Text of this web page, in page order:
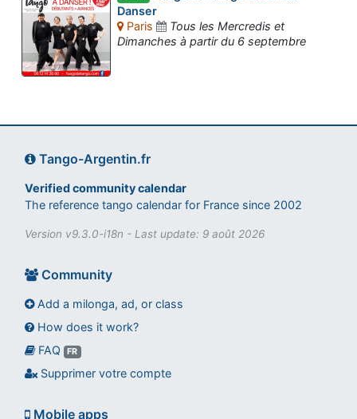
Danser
Paris
Tous les Mercredis et
Dimanches à partir du 6 septembre
Tango-Argentin.fr
Verified community calendar
The reference tango calendar for France since 2002
Version v9.3.0-i18n - Last update: 9 août 2026
Community
Add a milonga, ad, or class
How does it work?
FAQ
FR
Supprimer votre compte
Mobile apps
Assistant tango-argentin.fr
Questions sur les milongas, cours et stages